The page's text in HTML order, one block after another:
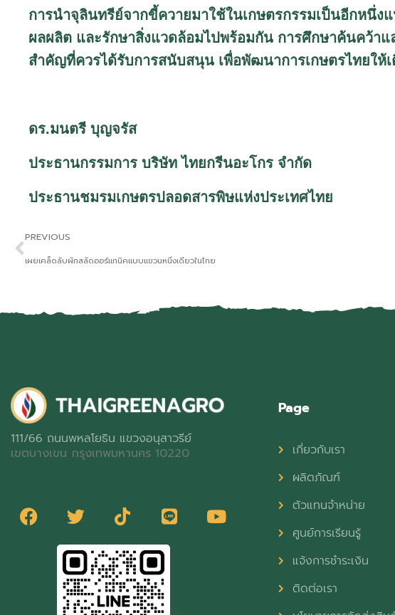
การนำจุลินทรีย์จากขี้ควายมาใช้ในเกษตรกรรมเป็นอีกหนึ่
ผลผลิต และรักษาสิ่งแวดล้อมไปพร้อมกัน การศึกษาค้นคว้าแ
สำคัญที่ควรได้รับการสนับสนุน เพื่อพัฒนาการเกษตรไทยให้
ดร.มนตรี บุญจรัส
ประธานกรรมการ บริษัท ไทยกรีนอะโกร จำกัด
ประธานชมรมเกษตรปลอดสารพิษแห่งประเทศไทย
PREVIOUS
เผยเคล็ดลับผักสลัดออร์แกนิคแบบแขวนหนึ่งเดียวในไทย
111/66 ถนนพหลโยธิน แขวงอนุสาวรีย์
เขตบางเขน กรุงเทพมหานคร 10220
Page
เกี่ยวกับเรา
ผลิตภัณฑ์
ตัวแทนจำหน่าย
ศูนย์การเรียนรู้
แจ้งการชำระเงิน
ติดต่อเรา